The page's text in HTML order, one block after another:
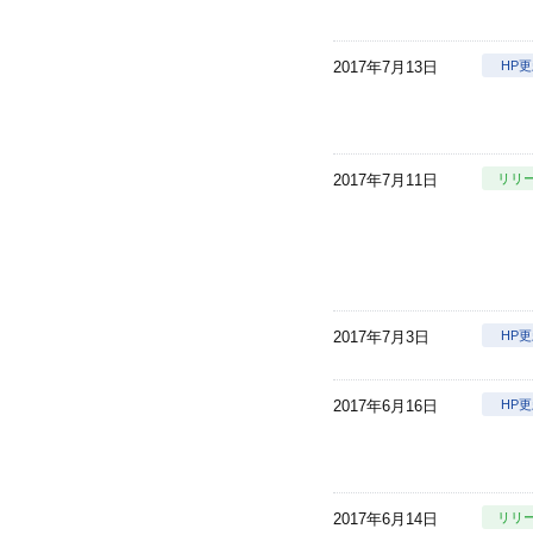
2017年7月13日 HP
2017年7月11日 リリ
2017年7月3日 HP
2017年6月16日 HP
2017年6月14日 リリ